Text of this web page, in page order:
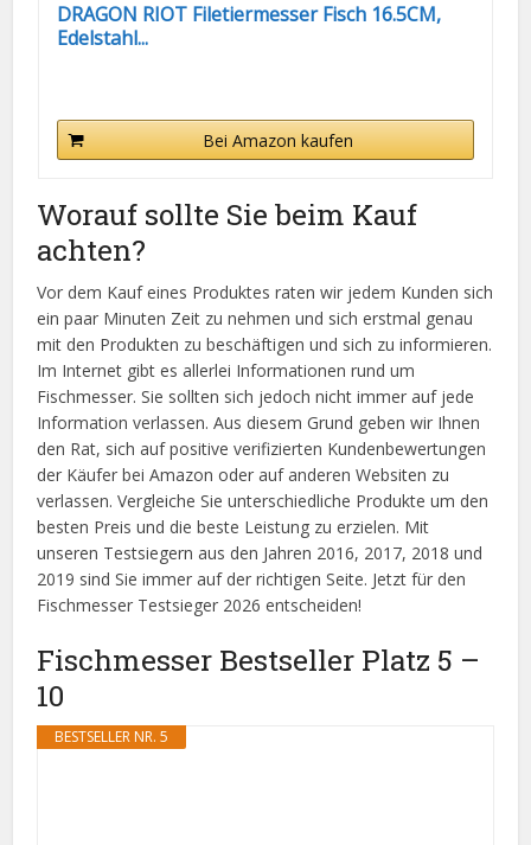
DRAGON RIOT Filetiermesser Fisch 16.5CM,
Edelstahl...
Bei Amazon kaufen
Worauf sollte Sie beim Kauf
achten?
Vor dem Kauf eines Produktes raten wir jedem Kunden sich
ein paar Minuten Zeit zu nehmen und sich erstmal genau
mit den Produkten zu beschäftigen und sich zu informieren.
Im Internet gibt es allerlei Informationen rund um
Fischmesser. Sie sollten sich jedoch nicht immer auf jede
Information verlassen. Aus diesem Grund geben wir Ihnen
den Rat, sich auf positive verifizierten Kundenbewertungen
der Käufer bei Amazon oder auf anderen Websiten zu
verlassen. Vergleiche Sie unterschiedliche Produkte um den
besten Preis und die beste Leistung zu erzielen. Mit
unseren Testsiegern aus den Jahren 2016, 2017, 2018 und
2019 sind Sie immer auf der richtigen Seite. Jetzt für den
Fischmesser Testsieger 2026 entscheiden!
Fischmesser Bestseller Platz 5 –
10
BESTSELLER NR. 5